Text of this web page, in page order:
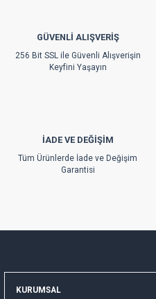
Ürün fiyatı diğer sitelerden daha
Bu ürüne benzer farklı
GÜVENLİ ALIŞVERİŞ
256 Bit SSL ile Güvenli Alışverişin
Keyfini Yaşayın
İADE VE DEĞİŞİM
Tüm Ürünlerde İade ve Değişim
Garantisi
KURUMSAL